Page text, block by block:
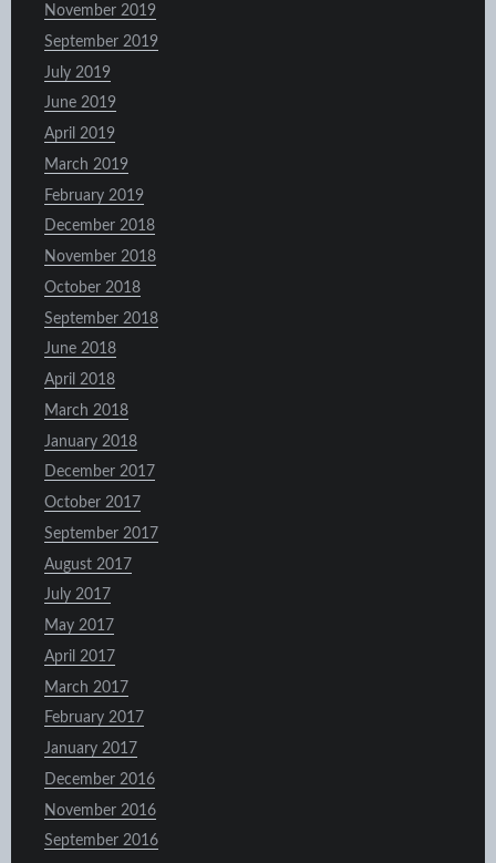
November 2019
September 2019
July 2019
June 2019
April 2019
March 2019
February 2019
December 2018
November 2018
October 2018
September 2018
June 2018
April 2018
March 2018
January 2018
December 2017
October 2017
September 2017
August 2017
July 2017
May 2017
April 2017
March 2017
February 2017
January 2017
December 2016
November 2016
September 2016